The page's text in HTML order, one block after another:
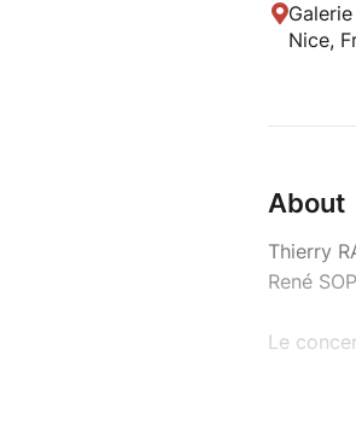
Nice,
About
Thierry
René
Le